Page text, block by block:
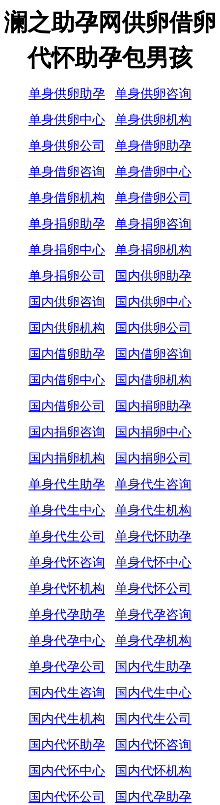
澜之助孕网供卵借卵
代怀助孕包男孩
单身供卵助孕
单身供卵咨询
单身供卵中心
单身供卵机构
单身供卵公司
单身借卵助孕
单身借卵咨询
单身借卵中心
单身借卵机构
单身借卵公司
单身捐卵助孕
单身捐卵咨询
单身捐卵中心
单身捐卵机构
单身捐卵公司
国内供卵助孕
国内供卵咨询
国内供卵中心
国内供卵机构
国内供卵公司
国内借卵助孕
国内借卵咨询
国内借卵中心
国内借卵机构
国内借卵公司
国内捐卵助孕
国内捐卵咨询
国内捐卵中心
国内捐卵机构
国内捐卵公司
单身代生助孕
单身代生咨询
单身代生中心
单身代生机构
单身代生公司
单身代怀助孕
单身代怀咨询
单身代怀中心
单身代怀机构
单身代怀公司
单身代孕助孕
单身代孕咨询
单身代孕中心
单身代孕机构
单身代孕公司
国内代生助孕
国内代生咨询
国内代生中心
国内代生机构
国内代生公司
国内代怀助孕
国内代怀咨询
国内代怀中心
国内代怀机构
国内代怀公司
国内代孕助孕